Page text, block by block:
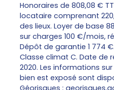
Honoraires de 808,08 €
locataire comprenant
des lieux. Loyer de base
sur charges 100 €/mois,
Dépôt de garantie 1 774
Classe climat C. Date de
2020. Les informations
bien est exposé sont